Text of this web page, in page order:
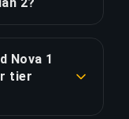
7 uur. Dat
uur.
LINK KOPIËREN
Nova 1
tier